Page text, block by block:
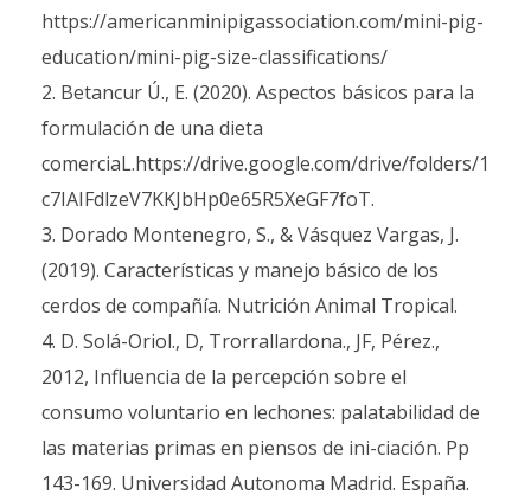
https://americanminipigassociation.com/mini-pig-
education/mini-pig-size-classifications/
Betancur Ú., E. (2020). Aspectos básicos para la
formulación de una dieta
comerciaL.https://drive.google.com/drive/folders/1
c7IAIFdlzeV7KKJbHp0e65R5XeGF7foT.
Dorado Montenegro, S., & Vásquez Vargas, J.
(2019). Características y manejo básico de los
cerdos de compañía. Nutrición Animal Tropical.
D. Solá-Oriol., D, Trorrallardona., JF, Pérez.,
2012, Influencia de la percepción sobre el
consumo voluntario en lechones: palatabilidad de
las materias primas en piensos de ini-ciación. Pp
143-169. Universidad Autonoma Madrid. España.